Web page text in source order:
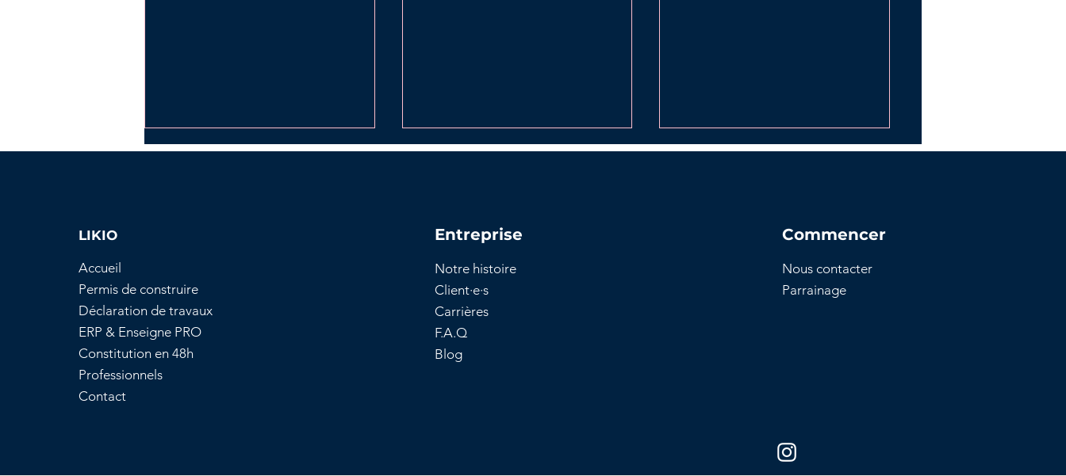
Comprendre
d’urbanisme : Principes
et application
Tout savoir sur la
travaux
Étapes clés pour le dépôt
LIKIO
Accueil
Permis de construire
Déclaration de travaux
ERP & Enseigne PRO
Constitution en 48h
Professionnels
Contact
Entreprise
Notre histoire
Client·e·s
Carrières
F.A.Q
Blog
Commencer
Nous contacter
Parrainage